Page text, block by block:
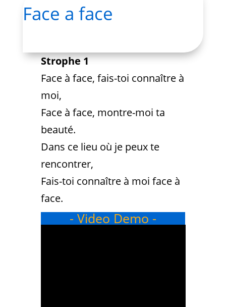
Face a face
Strophe 1
Face à face, fais-toi connaître à
moi,
Face à face, montre-moi ta
beauté.
Dans ce lieu où je peux te
rencontrer,
Fais-toi connaître à moi face à
face.
- Video Demo -